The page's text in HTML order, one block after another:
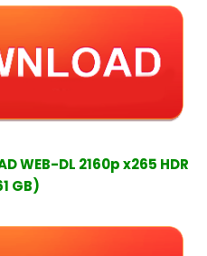
WEB-DL 2160p x265 HDR
GB)